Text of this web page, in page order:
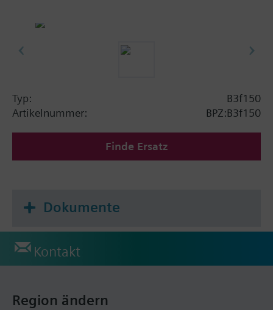
Typ:
B3f150
Artikelnummer:
BPZ:B3f150
Finde Ersatz
Dokumente
Kontakt
Region ändern